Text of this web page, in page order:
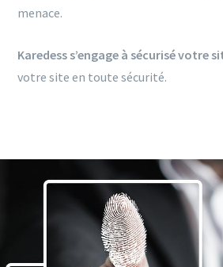
menace.
Karedess s’engage à sécurisé votre
votre site en toute sécurité.